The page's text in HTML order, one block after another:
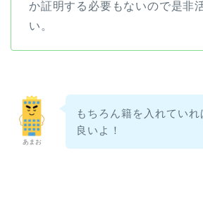
か証明する必要もないので是非
い。
あまお
もちろん籍を入れてい
良いよ！